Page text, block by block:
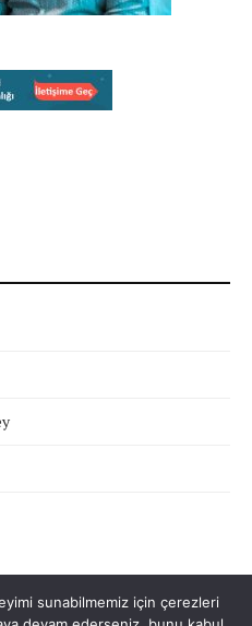
sunabilmemiz için çerezleri